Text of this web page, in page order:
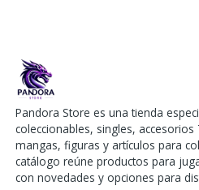
Pandora Store es una tienda
coleccionables, singles,
mangas, figuras y artículos para
catálogo reúne productos para
con novedades y opciones para